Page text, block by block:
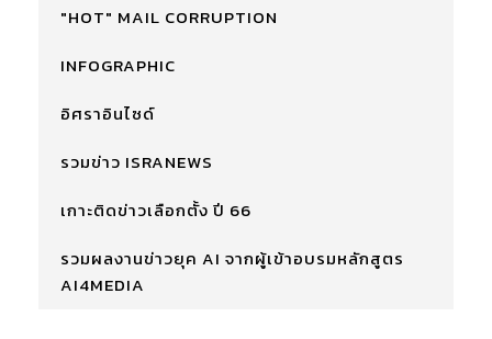
"HOT" MAIL CORRUPTION
INFOGRAPHIC
อิศราอินไซด์
รวมข่าว ISRANEWS
เกาะติดข่าวเลือกตั้ง ปี 66
รวมผลงานข่าวยุค AI จากผู้เข้าอบรมหลักสูตร
AI4MEDIA